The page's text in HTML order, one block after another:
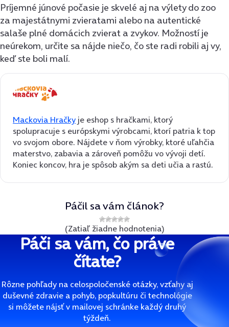
Príjemné júnové počasie je skvelé aj na výlety do zoo
za majestátnymi zvieratami alebo na autentické
salaše plné domácich zvierat a zvykov. Možností je
neúrekom, určite sa nájde niečo, čo ste radi robili aj vy,
keď ste boli malí.
Mackovia Hračky je eshop s hračkami, ktorý
spolupracuje s európskymi výrobcami, ktorí patria k top
vo svojom obore. Nájdete v ňom výrobky, ktoré uľahčia
materstvo, zabavia a zároveň pomôžu vo vývoji detí.
Koniec koncov, hra je spôsob akým sa deti učia a rastú.
Páčil sa vám článok?
(Zatiaľ žiadne hodnotenia)
Páči sa vám, čo práve
čítate?
Rôzne pohľady na celospoločenské otázky, vzťahy aj
duševné zdravie a pohyb, popkultúru či technológie
si môžete nájsť v mailovej schránke každý druhý
týždeň.